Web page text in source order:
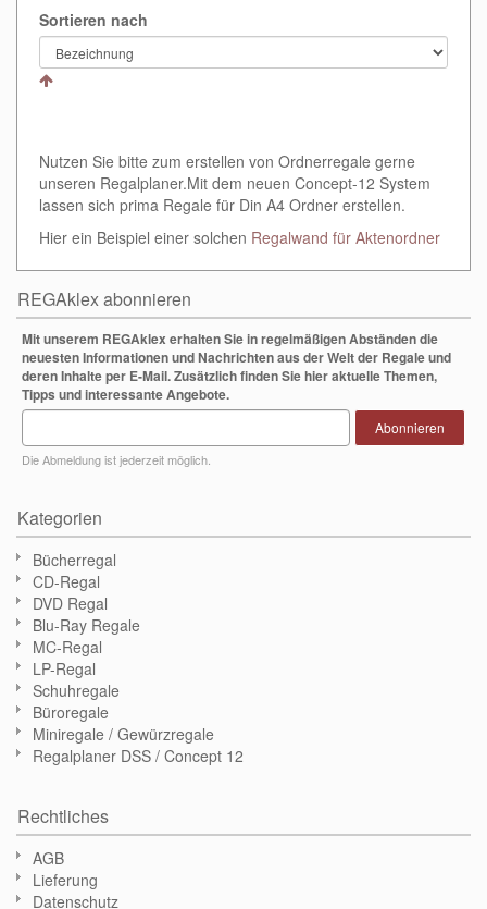
Sortieren nach
Nutzen Sie bitte zum erstellen von Ordnerregale gerne
unseren Regalplaner.Mit dem neuen Concept-12 System
lassen sich prima Regale für Din A4 Ordner erstellen.
Hier ein Beispiel einer solchen Regalwand für Aktenordner
REGAklex abonnieren
Mit unserem REGAklex erhalten Sie in regelmäßigen Abständen die
neuesten Informationen und Nachrichten aus der Welt der Regale und
deren Inhalte per E-Mail. Zusätzlich finden Sie hier aktuelle Themen,
Tipps und interessante Angebote.
Die Abmeldung ist jederzeit möglich.
Abonnieren
Kategorien
Bücherregal
CD-Regal
DVD Regal
Blu-Ray Regale
MC-Regal
LP-Regal
Schuhregale
Büroregale
Miniregale / Gewürzregale
Regalplaner DSS / Concept 12
Rechtliches
AGB
Lieferung
Datenschutz